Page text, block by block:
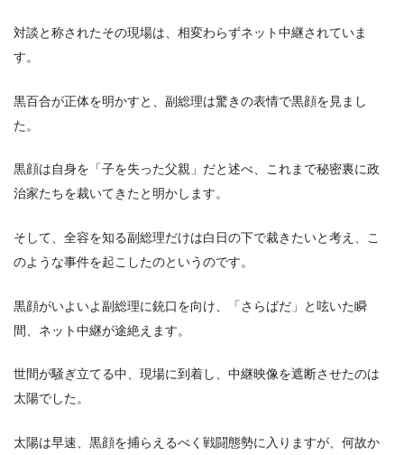
対談と称されたその現場は、相変わらずネット中継されていま
す。
黒百合が正体を明かすと、副総理は驚きの表情で黒顔を見まし
た。
黒顔は自身を「子を失った父親」だと述べ、これまで秘密裏に政
治家たちを裁いてきたと明かします。
そして、全容を知る副総理だけは白日の下で裁きたいと考え、こ
のような事件を起こしたのというのです。
黒顔がいよいよ副総理に銃口を向け、「さらばだ」と呟いた瞬
間、ネット中継が途絶えます。
世間が騒ぎ立てる中、現場に到着し、中継映像を遮断させたのは
太陽でした。
太陽は早速、黒顔を捕らえるべく戦闘態勢に入りますが、何故か